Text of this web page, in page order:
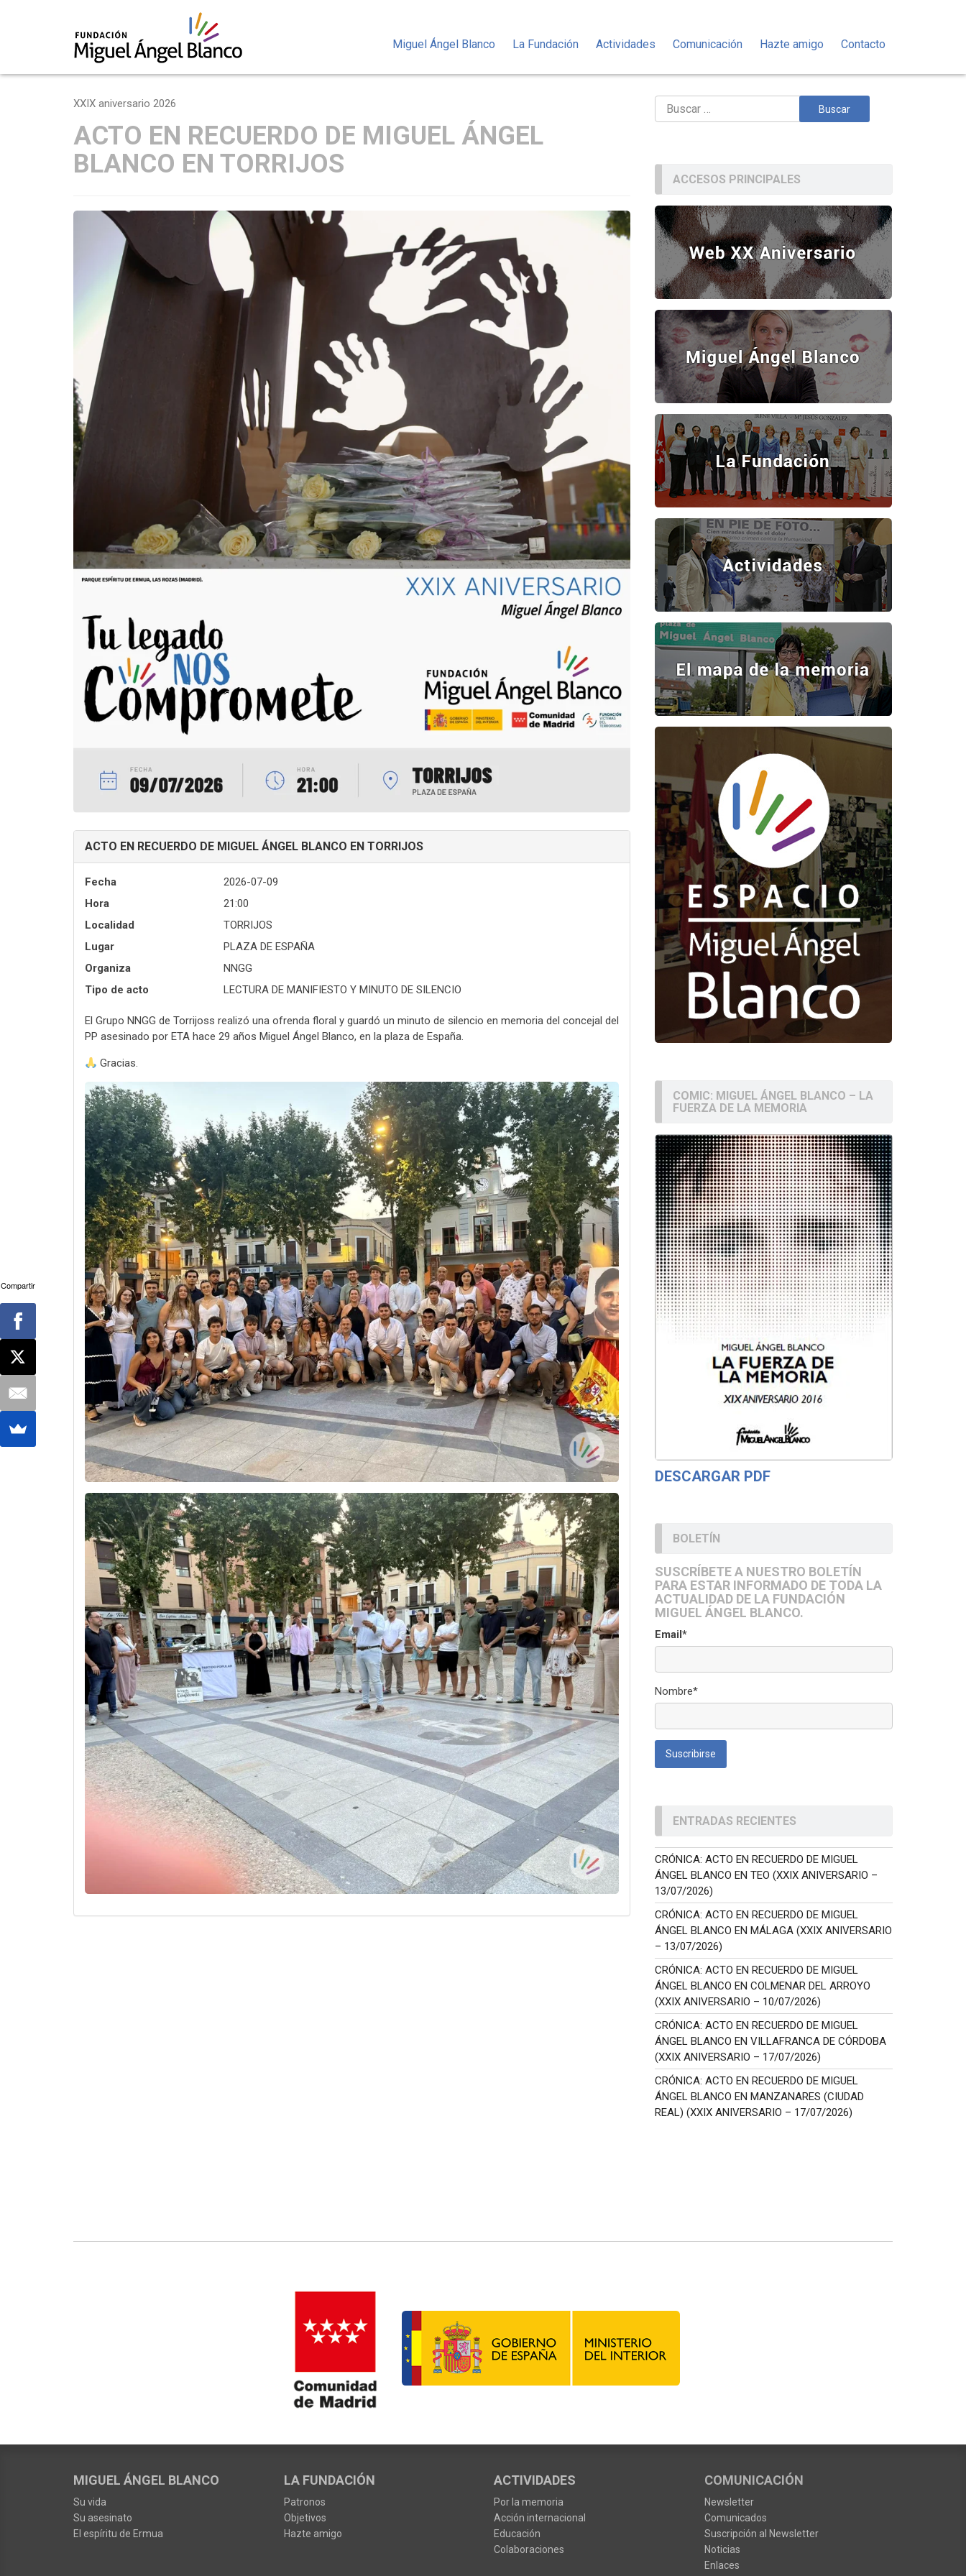
Miguel Ángel Blanco La Fundación Actividades Comunicación Hazte amigo Contacto
XXIX aniversario 2026
ACTO EN RECUERDO DE MIGUEL ÁNGEL
BLANCO EN TORRIJOS
ACTO EN RECUERDO DE MIGUEL ÁNGEL BLANCO EN TORRIJOS
Fecha
2026-07-09
Hora
21:00
Localidad
TORRIJOS
Lugar
PLAZA DE ESPAÑA
Organiza
NNGG
Tipo de acto
LECTURA DE MANIFIESTO Y MINUTO DE SILENCIO
El Grupo NNGG de Torrijoss realizó una ofrenda floral y guardó un minuto de silencio en memoria del concejal del
PP asesinado por ETA hace 29 años Miguel Ángel Blanco, en la plaza de España.
Gracias.
Buscar:
ACCESOS PRINCIPALES
COMIC: MIGUEL ÁNGEL BLANCO – LA
FUERZA DE LA MEMORIA
DESCARGAR PDF
BOLETÍN
SUSCRÍBETE A NUESTRO BOLETÍN
PARA ESTAR INFORMADO DE TODA LA
ACTUALIDAD DE LA FUNDACIÓN
MIGUEL ÁNGEL BLANCO.
Email*
Nombre*
ENTRADAS RECIENTES
CRÓNICA: ACTO EN RECUERDO DE MIGUEL
ÁNGEL BLANCO EN TEO (XXIX ANIVERSARIO –
13/07/2026)
CRÓNICA: ACTO EN RECUERDO DE MIGUEL
ÁNGEL BLANCO EN MÁLAGA (XXIX ANIVERSARIO
– 13/07/2026)
CRÓNICA: ACTO EN RECUERDO DE MIGUEL
ÁNGEL BLANCO EN COLMENAR DEL ARROYO
(XXIX ANIVERSARIO – 10/07/2026)
CRÓNICA: ACTO EN RECUERDO DE MIGUEL
ÁNGEL BLANCO EN VILLAFRANCA DE CÓRDOBA
(XXIX ANIVERSARIO – 17/07/2026)
CRÓNICA: ACTO EN RECUERDO DE MIGUEL
ÁNGEL BLANCO EN MANZANARES (CIUDAD
REAL) (XXIX ANIVERSARIO – 17/07/2026)
MIGUEL ÁNGEL BLANCO
Su vida
Su asesinato
El espíritu de Ermua
LA FUNDACIÓN
Patronos
Objetivos
Hazte amigo
ACTIVIDADES
Por la memoria
Acción internacional
Educación
Colaboraciones
COMUNICACIÓN
Newsletter
Comunicados
Suscripción al Newsletter
Noticias
Enlaces
Compartir